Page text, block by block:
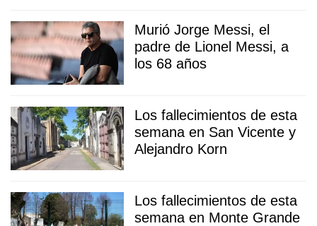
Murió Jorge Messi, el
padre de Lionel Messi, a
los 68 años
Los fallecimientos de esta
semana en San Vicente y
Alejandro Korn
Los fallecimientos de esta
semana en Monte Grande